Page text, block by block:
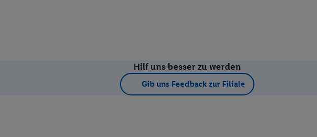
Hilf uns besser zu werden
Gib uns Feedback zur Filiale